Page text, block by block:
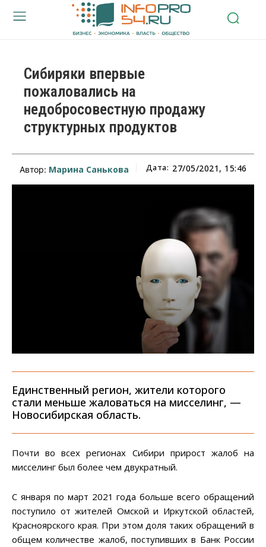
Сибиряки впервые
пожаловались на
недобросовестную продажу
структурных продуктов
Автор: Марина Санькова Дата: 27/05/2021, 15:46
Единственный регион, жители которого
стали меньше жаловаться на мисселинг, —
Новосибирская область.
Почти во всех регионах Сибири прирост жалоб на
мисселинг был более чем двукратный.
С января по март 2021 года больше всего обращений
поступило от жителей Омской и Иркутской областей,
Красноярского края. При этом доля таких обращений в
общем количестве жалоб, поступивших в Банк России